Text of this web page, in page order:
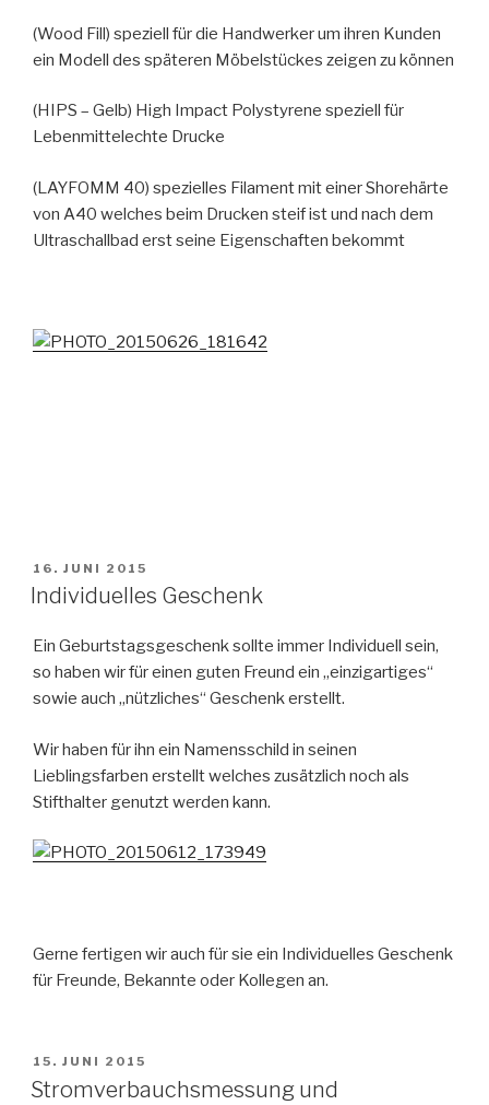
(Wood Fill) speziell für die Handwerker um ihren Kunden
ein Modell des späteren Möbelstückes zeigen zu können
(HIPS – Gelb) High Impact Polystyrene speziell für
Lebenmittelechte Drucke
(LAYFOMM 40) spezielles Filament mit einer Shorehärte
von A40 welches beim Drucken steif ist und nach dem
Ultraschallbad erst seine Eigenschaften bekommt
VERÖFFENTLICHT
AM
16. JUNI 2015
Individuelles Geschenk
Ein Geburtstagsgeschenk sollte immer Individuell sein,
so haben wir für einen guten Freund ein „einzigartiges“
sowie auch „nützliches“ Geschenk erstellt.
Wir haben für ihn ein Namensschild in seinen
Lieblingsfarben erstellt welches zusätzlich noch als
Stifthalter genutzt werden kann.
Gerne fertigen wir auch für sie ein Individuelles Geschenk
für Freunde, Bekannte oder Kollegen an.
VERÖFFENTLICHT
AM
15. JUNI 2015
Stromverbauchsmessung und